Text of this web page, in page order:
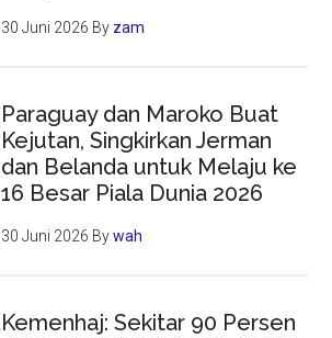
30 Juni 2026 By zam
Paraguay dan Maroko Buat
Kejutan, Singkirkan Jerman
dan Belanda untuk Melaju ke
16 Besar Piala Dunia 2026
30 Juni 2026 Bywah
Kemenhaj: Sekitar 90 Persen